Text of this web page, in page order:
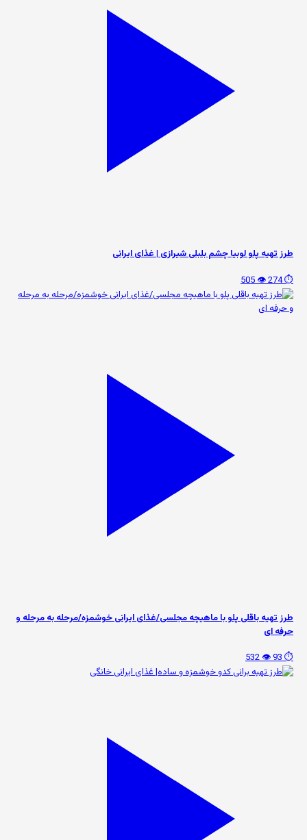
طرز تهیه پلو لوبیا چشم بلبلی شیرازی | غذای ایرانی
⏱️ 274
👁️ 505
طرز تهیه باقلی پلو با ماهیچه مجلسی/غذای ایرانی خوشمزه/مرحله به مرحله و
حرفه ای
⏱️ 93
👁️ 532